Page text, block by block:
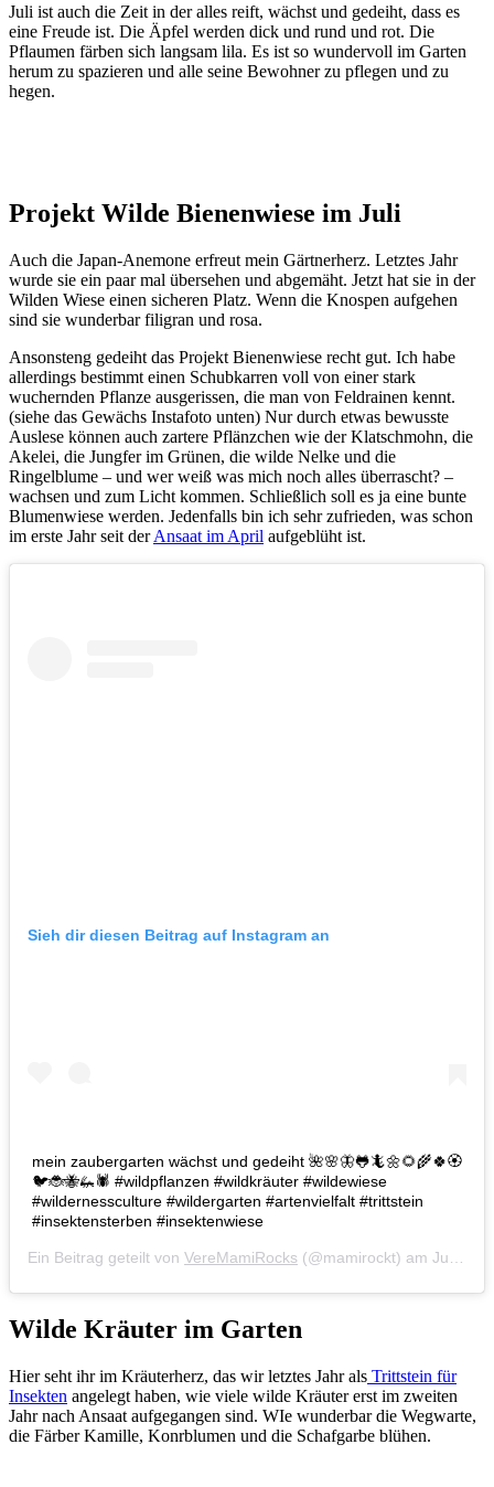
Juli ist auch die Zeit in der alles reift, wächst und gedeiht, dass es
eine Freude ist. Die Äpfel werden dick und rund und rot. Die
Pflaumen färben sich langsam lila. Es ist so wundervoll im Garten
herum zu spazieren und alle seine Bewohner zu pflegen und zu
hegen.
Projekt Wilde Bienenwiese im Juli
Auch die Japan-Anemone erfreut mein Gärtnerherz. Letztes Jahr
wurde sie ein paar mal übersehen und abgemäht. Jetzt hat sie in der
Wilden Wiese einen sicheren Platz. Wenn die Knospen aufgehen
sind sie wunderbar filigran und rosa.
Ansonsteng gedeiht das Projekt Bienenwiese recht gut. Ich habe
allerdings bestimmt einen Schubkarren voll von einer stark
wuchernden Pflanze ausgerissen, die man von Feldrainen kennt.
(siehe das Gewächs Instafoto unten) Nur durch etwas bewusste
Auslese können auch zartere Pflänzchen wie der Klatschmohn, die
Akelei, die Jungfer im Grünen, die wilde Nelke und die
Ringelblume – und wer weiß was mich noch alles überrascht? –
wachsen und zum Licht kommen. Schließlich soll es ja eine bunte
Blumenwiese werden. Jedenfalls bin ich sehr zufrieden, was schon
im erste Jahr seit derAnsaat im April aufgeblüht ist.
Sieh dir diesen Beitrag auf Instagram an
mein zaubergarten wächst und gedeiht 🌺🌸🦋🐸🦎🌼🌻🌾🍀🏵
🐦🐞🐝🦗🕷 #wildpflanzen #wildkräuter #wildewiese
#wildernessculture #wildergarten #artenvielfalt #trittstein
#insektensterben #insektenwiese
Ein Beitrag geteilt von VereMamiRocks (@mamirockt) am Jul 15, 2020 um 7:46 PDT
Wilde Kräuter im Garten
Hier seht ihr im Kräuterherz, das wir letztes Jahr als Trittstein für
Insekten angelegt haben, wie viele wilde Kräuter erst im zweiten
Jahr nach Ansaat aufgegangen sind. WIe wunderbar die Wegwarte,
die Färber Kamille, Konrblumen und die Schafgarbe blühen.